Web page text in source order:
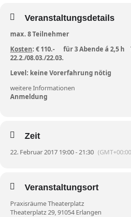
Veranstaltungsdetails
max. 8 Teilnehmer
Kosten: € 110.- für 3 Abende á 2,5 h
22.2./08.03./22.03.
Level: keine Vorerfahrung nötig
weitere Informationen
Anmeldung
Zeit
22. Februar 2017 19:00 - 21:30
Veranstaltungsort
Praxisräume Theaterplatz
Theaterplatz 29, 91054 Erlangen